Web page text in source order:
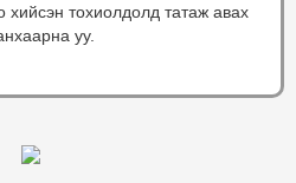
хийсэн тохиолдолд татаж авах
уу.